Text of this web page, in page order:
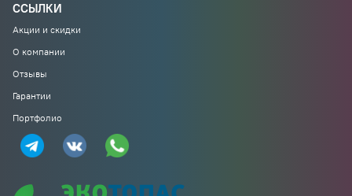
ССЫЛКИ
Акции и скидки
О компании
Отзывы
Гарантии
Портфолио